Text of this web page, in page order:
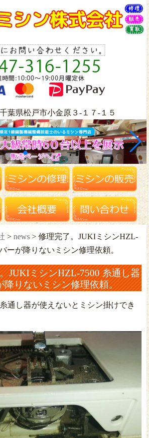
葉県松戸市小金原３-１７-１５
> news > 修理完了。JUKIミシンHZL-
ーが降りないミシン修理依頼。
JUKIミシンHZL-7500 糸通し器
降りないミシン修理依頼。
通し器が使えないとミシン掛けでき